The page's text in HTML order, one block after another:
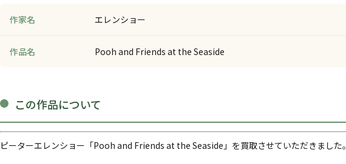
作家名 エレンショー
作品名 Pooh and Friends at the Seaside
この作品について
ピーターエレンショー「Pooh and Friends at the Seaside」を買取させていただきました。